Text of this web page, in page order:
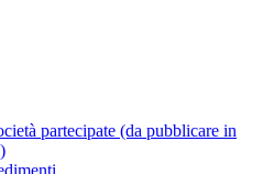
partecipate (da pubblicare in